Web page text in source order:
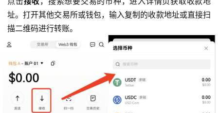
址。打开其他交易所或钱包，输入复制的收款地址或直接扫
描二维码进行转账。